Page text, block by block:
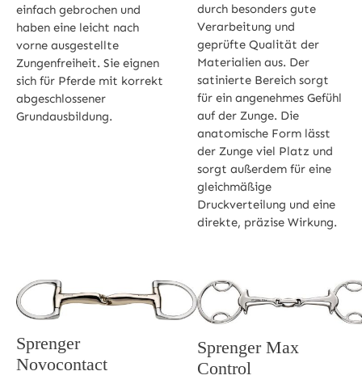
einfach gebrochen und
haben eine leicht nach
vorne ausgestellte
Zungenfreiheit. Sie eignen
sich für Pferde mit korrekt
abgeschlossener
Grundausbildung.
durch besonders gute
Verarbeitung und
geprüfte Qualität der
Materialien aus. Der
satinierte Bereich sorgt
für ein angenehmes Gefühl
auf der Zunge. Die
anatomische Form lässt
der Zunge viel Platz und
sorgt außerdem für eine
gleichmäßige
Druckverteilung und eine
direkte, präzise Wirkung.
Sprenger
Novocontact
Sprenger Max
Control